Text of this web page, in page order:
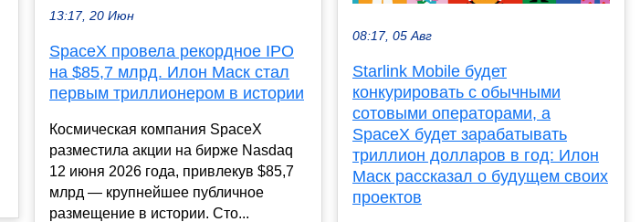
13:17, 20 Июн
SpaceX провела рекордное IPO
на $85,7 млрд. Илон Маск стал
первым триллионером в истории
Космическая компания SpaceX
разместила акции на бирже Nasdaq
12 июня 2026 года, привлекув $85,7
млрд — крупнейшее публичное
размещение в истории. Сто...
08:17, 05 Авг
Starlink Mobile будет
конкурировать с обычными
сотовыми операторами, а
SpaceX будет зарабатывать
триллион долларов в год: Илон
Маск рассказал о будущем своих
проектов